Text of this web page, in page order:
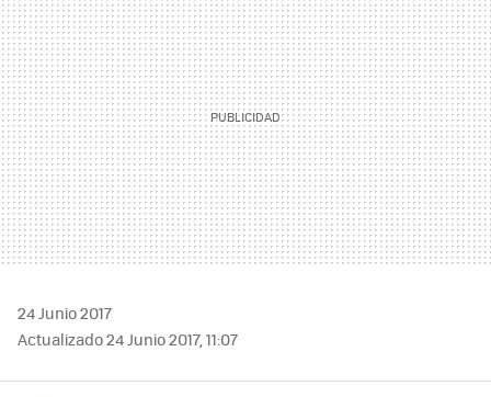
24 Junio 2017
Actualizado 24 Junio 2017, 11:07